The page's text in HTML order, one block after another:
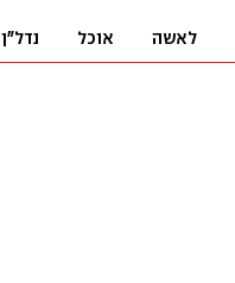
לאשה אוכל נדל"ן